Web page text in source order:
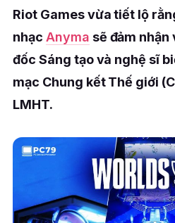
Riot Games vừa tiết lộ
nhạc Anyma sẽ đảm
đốc Sáng tạo và nghệ sĩ
mạc Chung kết Thế giới
LMHT.